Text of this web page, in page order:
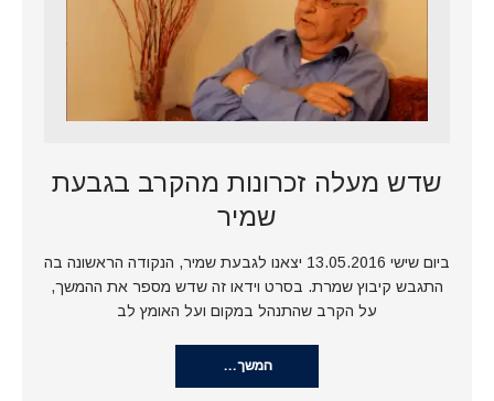
שדש מעלה זכרונות מהקרב בגבעת
שמיר
ביום שישי 13.05.2016 יצאנו לגבעת שמיר, הנקודה הראשונה בה
התגבש קיבוץ שמרת. בסרט וידאו זה שדש מספר את ההמשך,
על הקרב שהתנהל במקום ועל האומץ לב
המשך…